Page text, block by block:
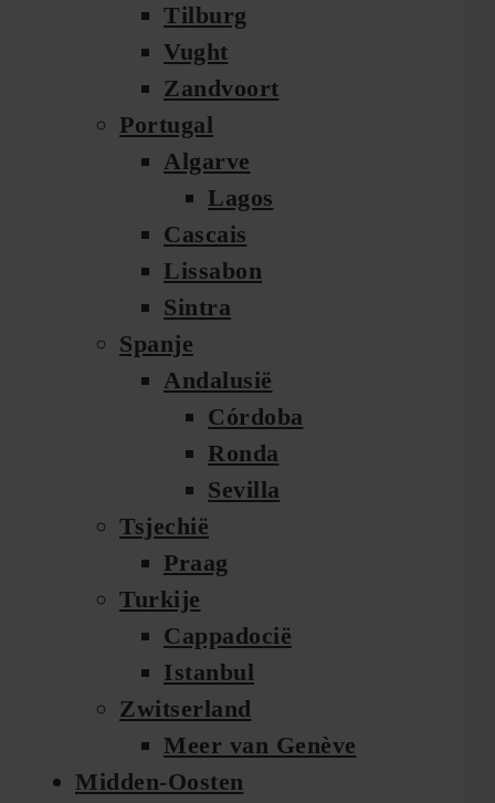
Tilburg
Vught
Zandvoort
Portugal
Algarve
Lagos
Cascais
Lissabon
Sintra
Spanje
Andalusië
Córdoba
Ronda
Sevilla
Tsjechië
Praag
Turkije
Cappadocië
Istanbul
Zwitserland
Meer van Genève
Midden-Oosten